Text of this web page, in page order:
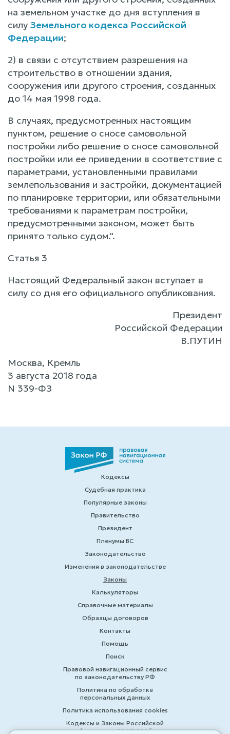
на земельном участке до дня вступления в
силу Земельного кодекса Российской
Федерации;
2) в связи с отсутствием разрешения на
строительство в отношении здания,
сооружения или другого строения, созданных
до 14 мая 1998 года.
В случаях, предусмотренных настоящим
пунктом, решение о сносе самовольной
постройки либо решение о сносе самовольной
постройки или ее приведении в соответствие с
параметрами, установленными правилами
землепользования и застройки, документацией
по планировке территории, или обязательными
требованиями к параметрам постройки,
предусмотренными законом, может быть
принято только судом.".
Статья 3
Настоящий Федеральный закон вступает в
силу со дня его официального опубликования.
Президент
Российской Федерации
В.ПУТИН
Москва, Кремль
3 августа 2018 года
N 339-ФЗ
Кодексы
Судебная практика
Популярные законы
Правительство
Президент
Пленумы ВС
Законодательство
Изменения в законодательстве
Законы
Калькуляторы
Справочные материалы
Образцы договоров
Контакты
Помощь
Поиск
Правовой навигационный сервис
по законодательству РФ
Политика по обработке
персональных данных
Политика использования cookies
Кодексы и Законы Российской
Федерации 2007-2026